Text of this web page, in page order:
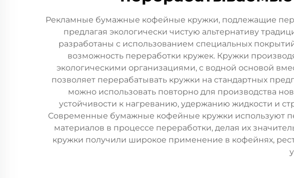
Рекламные бумажные кофейные кружки, подлежащие
предлагая экологически чистую альтернативу
разработаны с использованием специальных
возможность переработки кружек. Кружки
экологическими организациями, с водной основой
позволяет перерабатывать кружки на стандартных
можно использовать повторно для производства
устойчивости к нагреванию, удержанию жидкости и
Современные бумажные кофейные кружки используют
материалов в процессе переработки, делая их
кружки получили широкое применение в кофейнях,